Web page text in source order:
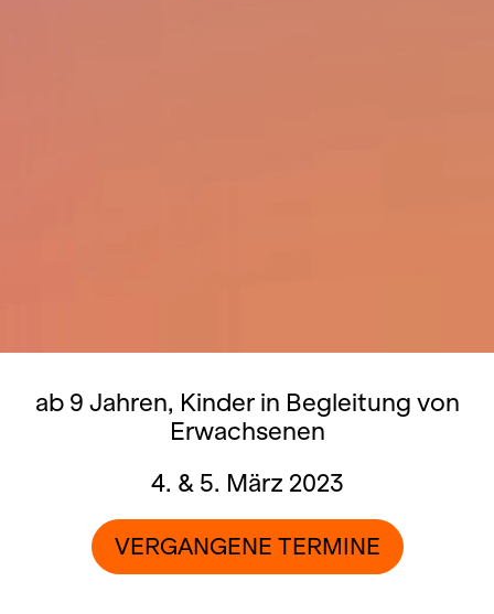
ab 9 Jahren, Kinder in Begleitung von
Erwachsenen
4. & 5. März 2023
VERGANGENE TERMINE